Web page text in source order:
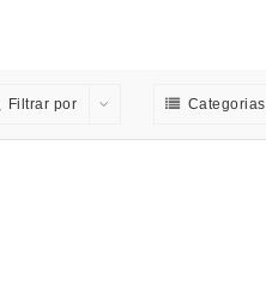
Filtrar por Categorias